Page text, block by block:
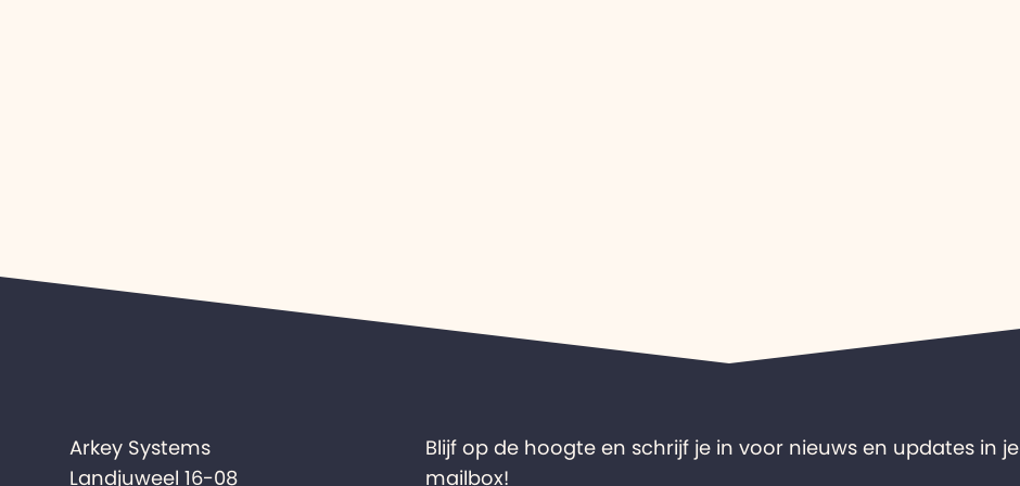
Arkey Systems
Landjuweel 16-08
Blijf op de hoogte en schrijf je in voor nieuws en updates in je
mailbox!